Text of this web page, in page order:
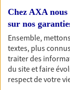
Nos
Chez AXA nous
sur nos
Ensemble,
textes, plus
traiter des
du site et faire
respect de votre